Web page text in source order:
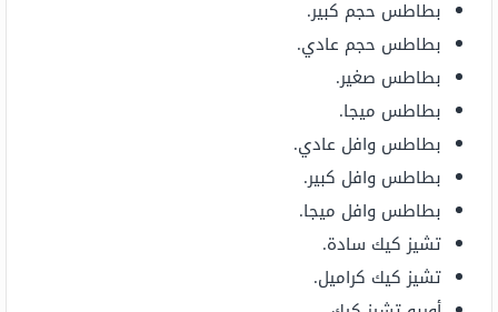
بطاطس حجم كبير.
بطاطس حجم عادي.
بطاطس صغير.
بطاطس ميجا.
بطاطس وافل عادي.
بطاطس وافل كبير.
بطاطس وافل ميجا.
تشيز كيك سادة.
تشيز كيك كراميل.